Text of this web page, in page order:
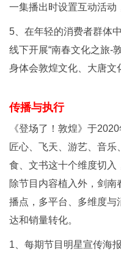
一集播出时设置互动活动
5、在年轻的消费者群体
线下开展“南春文化之旅-
身体会敦煌文化、大唐文
传播与执行
《登场了！敦煌》于
匠心、飞天、游艺、音
食、文书这十个维度切入
除节目内容植入外，剑
播点，多平台、多维度与
达和销量转化。
1、每期节目明星宣传海